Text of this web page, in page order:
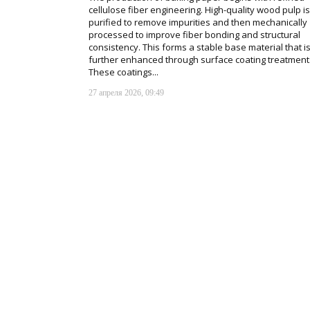
cellulose fiber engineering. High-quality wood pulp is
purified to remove impurities and then mechanically
processed to improve fiber bonding and structural
consistency. This forms a stable base material that is
further enhanced through surface coating
These coatings...
27 апреля 2026, 09:49